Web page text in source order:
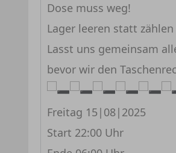
Dose muss weg!
Lager leeren statt
Lasst uns gemeinsam
bevor wir den
Freitag 15|08|2025
Start 22:00 Uhr